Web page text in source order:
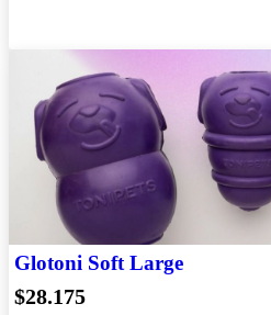
Glotoni Soft Large
$28.175